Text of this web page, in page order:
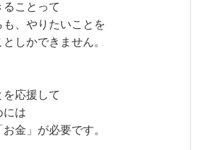
ことって
、やりたいことを
しかできません。
応援して
には
金」が必要です。